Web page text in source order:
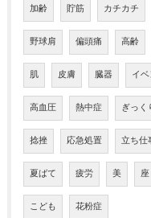
加齢 貯筋 カチカチ
野球肩 偏頭痛 高齢
肌 皮膚 臓器 イ
高血圧 熱中症 ぎっく
捻挫 応急処置 立ち仕
夏ばて 疲労 美
こども 花粉症